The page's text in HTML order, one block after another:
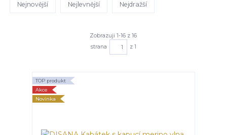
Nejnovější Nejlevnější Nejdražší
Zobrazuji 1-16 z 16
strana
z 1
TOP produkt
Akce
Novinka